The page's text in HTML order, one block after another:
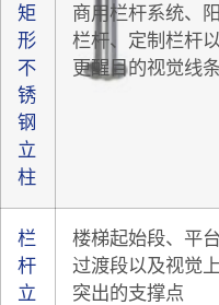
矩
形
不
锈
钢
立
柱
商用栏杆系统、
栏杆、定制栏杆
更醒目的视觉线
栏
杆
立
楼梯起始段、平台
过渡段以及视觉
突出的支撑点